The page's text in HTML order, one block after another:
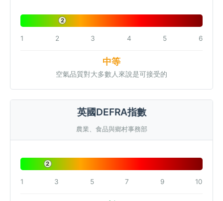
2
1 2 3 4 5 6
中等
空氣品質對大多數人來說是可接受的
英國DEFRA指數
農業、食品與鄉村事務部
2
1 3 5 7 9 10